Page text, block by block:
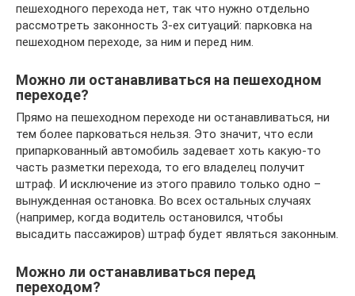
пешеходного перехода нет, так что нужно отдельно
рассмотреть законность 3-ех ситуаций: парковка на
пешеходном переходе, за ним и перед ним.
Можно ли останавливаться на пешеходном
переходе?
Прямо на пешеходном переходе ни останавливаться, ни
тем более парковаться нельзя. Это значит, что если
припаркованный автомобиль задевает хоть какую-то
часть разметки перехода, то его владелец получит
штраф. И исключение из этого правило только одно –
вынужденная остановка. Во всех остальных случаях
(например, когда водитель остановился, чтобы
высадить пассажиров) штраф будет являться законным.
Можно ли останавливаться перед
переходом?